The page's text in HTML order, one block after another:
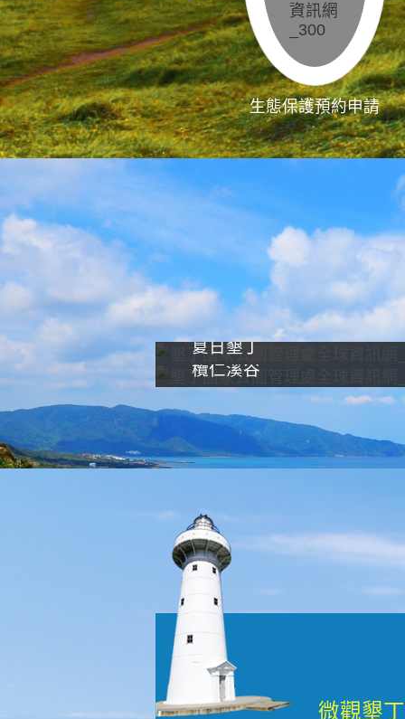
生態保護預約申請
夏日墾丁
欖仁溪谷